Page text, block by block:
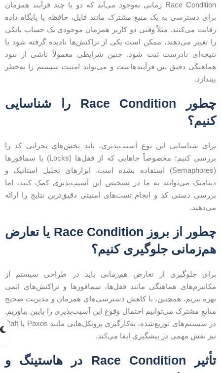
Race Condition زمانی به‌وجود می‌آید که دو یا چند فرآیند همزمان
دسترسی به یک منبع مشترک مانند فایل، حافظه یا پایگاه داده
می‌کنند. مثلاً وقتی دو کاربر همزمان موجودی یک حساب بانکی
تغییر می‌دهند، ممکن است یکی از تراکنش‌ها نادیده گرفته شود یا
نادرست ثبت شود. چنین شرایطی معمولاً ناشی از نبود
دقیق بین فرآیندهاست و می‌تواند امنیت سیستم را به‌خطر
چطور Race Condition را شناسایی
شناسایی این نوع آسیب‌پذیری، باید بخش‌های بحرانی کد را
بررسی کنیم؛ مخصوصاً جاهایی که از قفل‌ها (Locks) یا سمافورها
(Semaphores) استفاده نشده است. ابزارهای تحلیل استاتیک و
می‌توانند به ما در تشخیص این آسیب‌پذیری کمک کنند، اما
دستی کد و انجام تست‌های امنیتی دقیق‌ترین نتایج را ارائه
چطور از بروز Race Condition یا تعارض
جلوگیری کنیم؟
جلوگیری از تعارض هم‌زمانی باید در طراحی سیستم از
هماهنگی مانند قفل‌ها، سمافورها و تراکنش‌های اتمی
ببریم. همچنین، با کاهش دسترسی‌های همزمان و مدیریت صحیح
مشترک می‌توانیم احتمال وقوع این آسیب‌پذیری را پایین بیاوریم.
در سیستم‌های توزیع‌شده، به‌کارگیری پروتکل‌هایی مانند Paxos یا Raft
نقش مهمی در پیشگیری ایفا می‌کند.
تأثیر Race Condition در هاستینگ و